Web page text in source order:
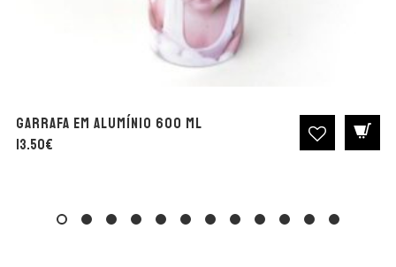
Garrafa em Alumínio 600 ml
13.50€